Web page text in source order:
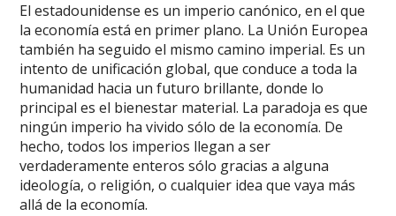
El estadounidense es un imperio canónico, en el que
la economía está en primer plano. La Unión Europea
también ha seguido el mismo camino imperial. Es un
intento de unificación global, que conduce a toda la
humanidad hacia un futuro brillante, donde lo
principal es el bienestar material. La paradoja es que
ningún imperio ha vivido sólo de la economía. De
hecho, todos los imperios llegan a ser
verdaderamente enteros sólo gracias a alguna
ideología, o religión, o cualquier idea que vaya más
allá de la economía.